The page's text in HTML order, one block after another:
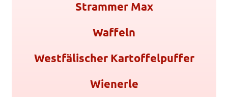
Strammer Max
Waffeln
Westfälischer Kartoffelpuffer
Wienerle